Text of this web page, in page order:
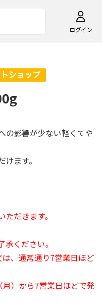
ログイン
の影響が少ない軽くてや
ます。
だきます。
ください。
、通常通り7営業日ほど
）から7営業日ほどで発